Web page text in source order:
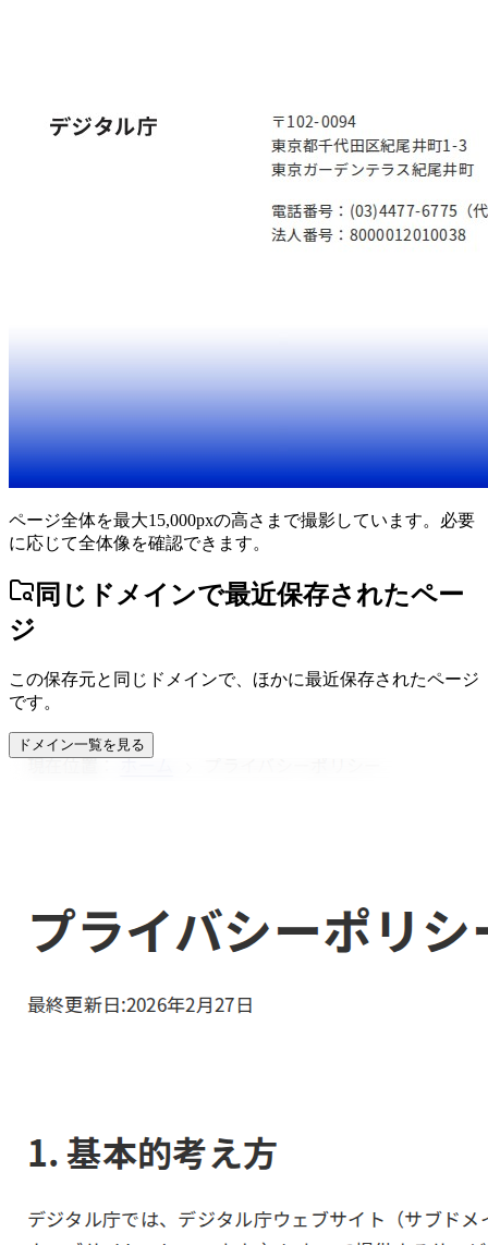
ページ全体を最大15,000pxの高さまで撮影しています。必要
に応じて全体像を確認できます。
同じドメインで最近保存されたペー
ジ
この保存元と同じドメインで、ほかに最近保存されたページ
です。
ドメイン一覧を見る